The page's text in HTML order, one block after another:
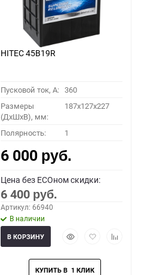
HITEC 45B19R
Пусковой ток, A: 360
Размеры
(ДхШхВ), мм:
187x127x227
Полярность: 1
6 000 руб.
Цена без ECOном скидки:
6 400 руб.
Артикул: 66940
В наличии
БыстрыйДобавить
избранное
Добавить
В КОРЗИНУ